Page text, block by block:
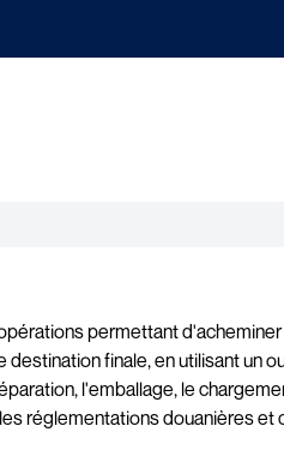
permettant
finale, en utilisant un
l'emballage, le
réglementations douanières et